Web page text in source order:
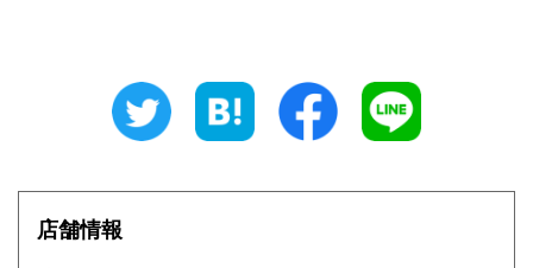
300円 富山県
300円 福井県
300円 300円
岐阜県
店舗情報